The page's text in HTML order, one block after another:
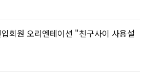
회원 오리엔테이션 "친구사이 사용설